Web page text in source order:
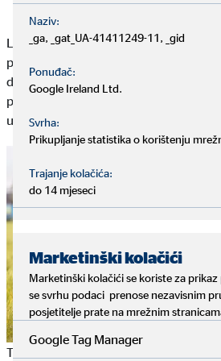
Ljudi u Europi ne samo da imaju manje
postaju sve stariji. Što je stanovništvo
državnu mirovinu. Dakle, sve je više
primaju mirovinu, a istovremeno sve
uplaćuju u sustav.
Takozvana razina mirovine ima važnu
Naziv:
_ga, _gat_UA-41411249-11, _gid
Ponuđač:
Google Ireland Ltd.
Svrha:
Prikupljanje statistika o korištenju
Trajanje kolačića:
do 14 mjeseci
Marketinški kolačići
Marketinški kolačići se koriste za
se svrhu podaci prenose nezavisnim
posjetitelje prate na mrežnim
Google Tag Manager